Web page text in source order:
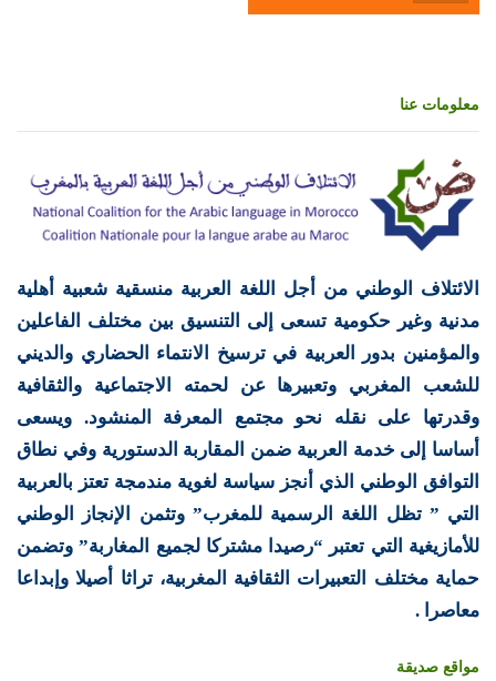
معلومات عنا
الائتلاف الوطني من أجل اللغة العربية منسقية شعبية أهلية
مدنية وغير حكومية تسعى إلى التنسيق بين مختلف الفاعلين
والمؤمنين بدور العربية في ترسيخ الانتماء الحضاري والديني
للشعب المغربي وتعبيرها عن لحمته الاجتماعية والثقافية
وقدرتها على نقله نحو مجتمع المعرفة المنشود. ويسعى
أساسا إلى خدمة العربية ضمن المقاربة الدستورية وفي نطاق
التوافق الوطني الذي أنجز سياسة لغوية مندمجة تعتز بالعربية
التي ” تظل اللغة الرسمية للمغرب” وتثمن الإنجاز الوطني
للأمازيغية التي تعتبر “رصيدا مشتركا لجميع المغاربة” وتضمن
حماية مختلف التعبيرات الثقافية المغربية، تراثا أصيلا وإبداعا
معاصرا .
مواقع صديقة